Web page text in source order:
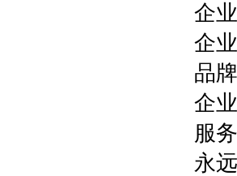
企
企
品
企
服
永